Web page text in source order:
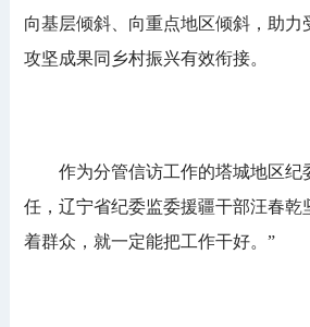
向基层倾斜、向重点地区倾斜，助力
攻坚成果同乡村振兴有效衔接。
作为分管信访工作的塔城地区纪
任，辽宁省纪委监委援疆干部汪春乾
着群众，就一定能把工作干好。”